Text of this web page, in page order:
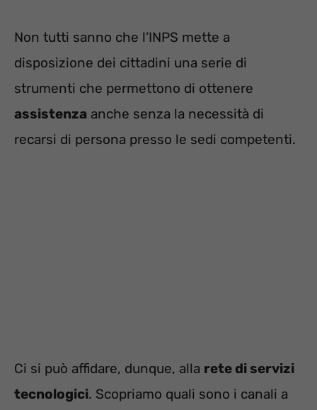
Non tutti sanno che l’INPS mette a
disposizione dei cittadini una serie di
strumenti che permettono di ottenere
assistenza anche senza la necessità di
recarsi di persona presso le sedi competenti.
Ci si può affidare, dunque, alla rete di servizi
tecnologici. Scopriamo quali sono i canali a